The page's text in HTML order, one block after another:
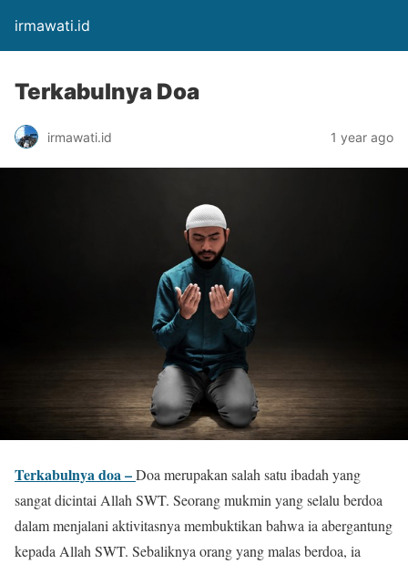
irmawati.id
Terkabulnya Doa
irmawati.id 1 year ago
Terkabulnya doa –Doa merupakan salah satu ibadah yang
sangat dicintai Allah SWT. Seorang mukmin yang selalu berdoa
dalam menjalani aktivitasnya membuktikan bahwa ia abergantung
kepada Allah SWT. Sebaliknya orang yang malas berdoa, ia